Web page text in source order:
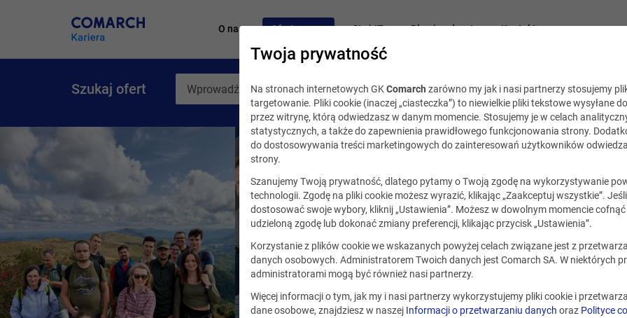
O nas Oferty pracy Staż IT Blog i podcast Kontakt
Szukaj ofert
Twoja prywatność
Na stronach internetowych GKComarch zarówno my jak i nasi partnerzy stosujemy
targetowanie. Pliki cookie (inaczej „ciasteczka”) to niewielkie pliki tekstowe wysyłane
przez witrynę, którą odwiedzasz w danym momencie. Stosujemy je w celach
statystycznych, a także do zapewnienia prawidłowego funkcjonowania strony.
do dostosowywania treści marketingowych do zainteresowań użytkowników
strony.
Szanujemy Twoją prywatność, dlatego pytamy o Twoją zgodę na wykorzystywanie
technologii. Zgodę na pliki cookie możesz wyrazić, klikając „Zaakceptuj wszystkie”.
dostosować swoje wybory, kliknij „Ustawienia”. Możesz w dowolnym momencie
udzieloną zgodę lub dokonać zmiany preferencji, klikając przycisk „Ustawienia”.
Korzystanie z plików cookie we wskazanych powyżej celach związane jest z
danych osobowych. Administratorem Twoich danych jest Comarch SA. W niektórych
administratorami mogą być również nasi partnerzy.
Więcej informacji o tym, jak my i nasi partnerzy wykorzystujemy pliki cookie i
dane osobowe, znajdziesz w naszej Informacji o przetwarzaniu danych oraz Polityce